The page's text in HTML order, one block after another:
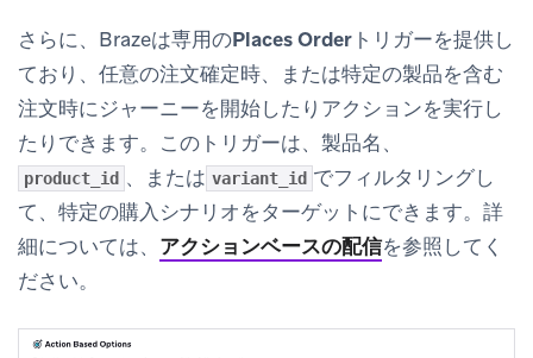
さらに、Brazeは専用のPlaces Order トリガーを提供し
ており、任意の注文確定時、または特定の製品を含む
注文時にジャーニーを開始したりアクションを実行し
たりできます。このトリガーは、製品名、
product_id 、または variant_id でフィルタリングし
て、特定の購入シナリオをターゲットにできます。詳
細については、 アクションベースの配信を参照してく
ださい。